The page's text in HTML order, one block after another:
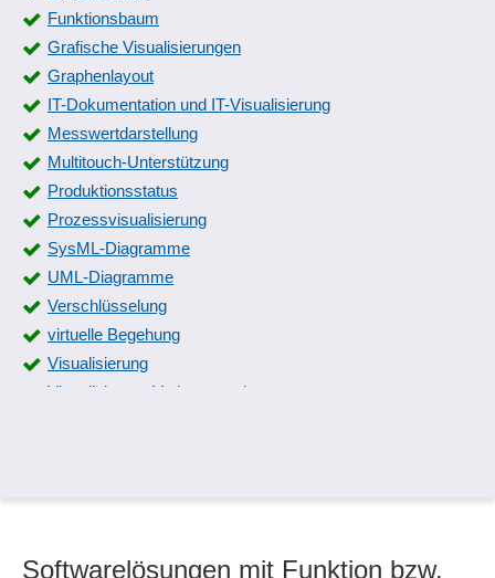
Funktionsbaum
Grafische Visualisierungen
Graphenlayout
IT-Dokumentation und IT-Visualisierung
Messwertdarstellung
Multitouch-Unterstützung
Produktionsstatus
Prozessvisualisierung
SysML-Diagramme
UML-Diagramme
Verschlüsselung
virtuelle Begehung
Visualisierung
Visualisierung Verlustursachen
Softwarelösungen mit Funktion bzw.